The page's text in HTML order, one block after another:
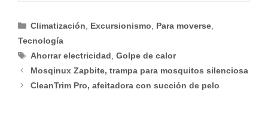
Categorías
Climatización Excursionismo Para moverse
Tecnología
Etiquetas
Ahorrar electricidad ,Golpe de calor
Mosqinux Zapbite, trampa para mosquitos silenciosa
CleanTrim Pro, afeitadora con succión de pelo